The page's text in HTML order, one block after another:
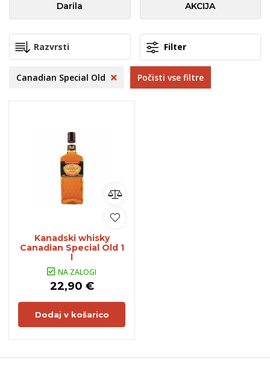
Darila AKCIJA
Filter
Canadian Special Old Počisti vse filtre
Kanadski whisky
Canadian Special Old 1
l
NA ZALOGI
22,90 €
Dodaj v košarico